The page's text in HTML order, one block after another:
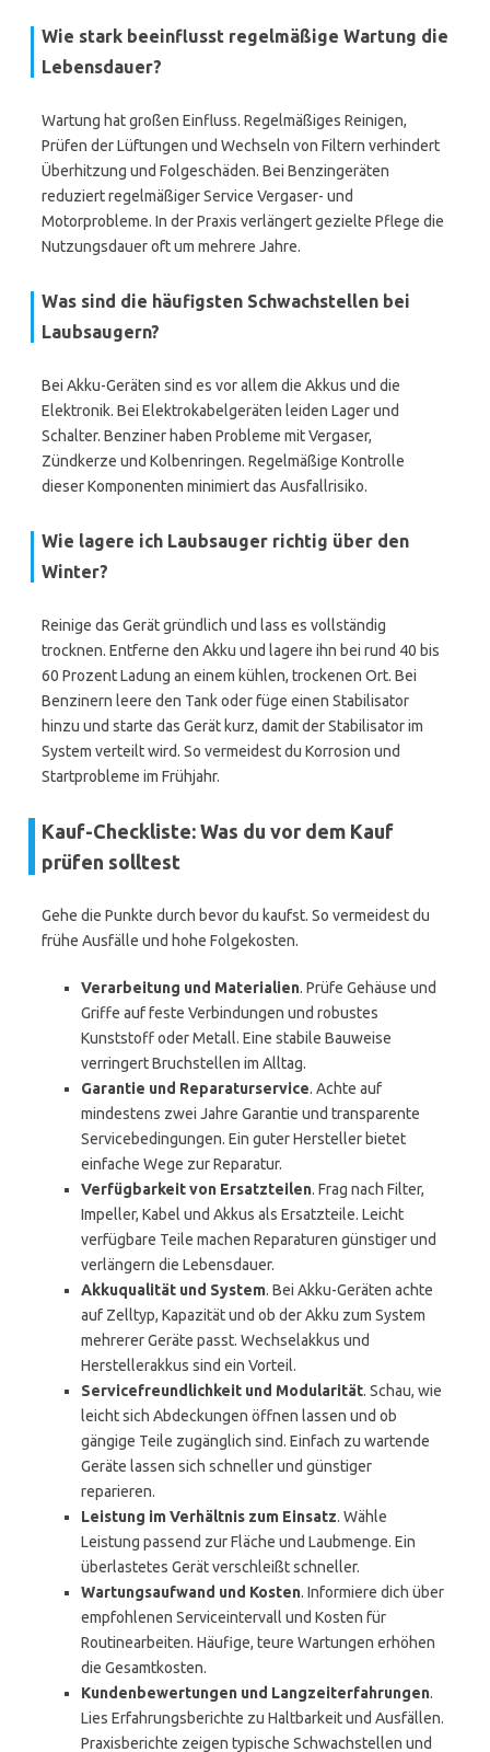
Wie stark beeinflusst regelmäßige Wartung die
Lebensdauer?
Wartung hat großen Einfluss. Regelmäßiges Reinigen,
Prüfen der Lüftungen und Wechseln von Filtern verhindert
Überhitzung und Folgeschäden. Bei Benzingeräten
reduziert regelmäßiger Service Vergaser- und
Motorprobleme. In der Praxis verlängert gezielte Pflege die
Nutzungsdauer oft um mehrere Jahre.
Was sind die häufigsten Schwachstellen bei
Laubsaugern?
Bei Akku-Geräten sind es vor allem die Akkus und die
Elektronik. Bei Elektrokabelgeräten leiden Lager und
Schalter. Benziner haben Probleme mit Vergaser,
Zündkerze und Kolbenringen. Regelmäßige Kontrolle
dieser Komponenten minimiert das Ausfallrisiko.
Wie lagere ich Laubsauger richtig über den
Winter?
Reinige das Gerät gründlich und lass es vollständig
trocknen. Entferne den Akku und lagere ihn bei rund 40 bis
60 Prozent Ladung an einem kühlen, trockenen Ort. Bei
Benzinern leere den Tank oder füge einen Stabilisator
hinzu und starte das Gerät kurz, damit der Stabilisator im
System verteilt wird. So vermeidest du Korrosion und
Startprobleme im Frühjahr.
Kauf-Checkliste: Was du vor dem Kauf
prüfen solltest
Gehe die Punkte durch bevor du kaufst. So vermeidest du
frühe Ausfälle und hohe Folgekosten.
Verarbeitung und Materialien. Prüfe Gehäuse und
Griffe auf feste Verbindungen und robustes
Kunststoff oder Metall. Eine stabile Bauweise
verringert Bruchstellen im Alltag.
Garantie und Reparaturservice. Achte auf
mindestens zwei Jahre Garantie und transparente
Servicebedingungen. Ein guter Hersteller bietet
einfache Wege zur Reparatur.
Verfügbarkeit von Ersatzteilen. Frag nach Filter,
Impeller, Kabel und Akkus als Ersatzteile. Leicht
verfügbare Teile machen Reparaturen günstiger und
verlängern die Lebensdauer.
Akkuqualität und System. Bei Akku-Geräten achte
auf Zelltyp, Kapazität und ob der Akku zum System
mehrerer Geräte passt. Wechselakkus und
Herstellerakkus sind ein Vorteil.
Servicefreundlichkeit und Modularität. Schau, wie
leicht sich Abdeckungen öffnen lassen und ob
gängige Teile zugänglich sind. Einfach zu wartende
Geräte lassen sich schneller und günstiger
reparieren.
Leistung im Verhältnis zum Einsatz. Wähle
Leistung passend zur Fläche und Laubmenge. Ein
überlastetes Gerät verschleißt schneller.
Wartungsaufwand und Kosten. Informiere dich über
empfohlenen Serviceintervall und Kosten für
Routinearbeiten. Häufige, teure Wartungen erhöhen
die Gesamtkosten.
Kundenbewertungen und Langzeiterfahrungen.
Lies Erfahrungsberichte zu Haltbarkeit und Ausfällen.
Praxisberichte zeigen typische Schwachstellen und